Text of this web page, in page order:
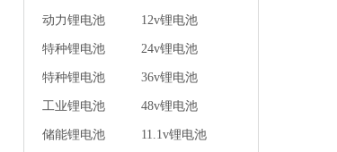
动力锂电池 12v锂电池
特种锂电池 24v锂电池
特种锂电池 36v锂电池
工业锂电池 48v锂电池
储能锂电池 11.1v锂电池